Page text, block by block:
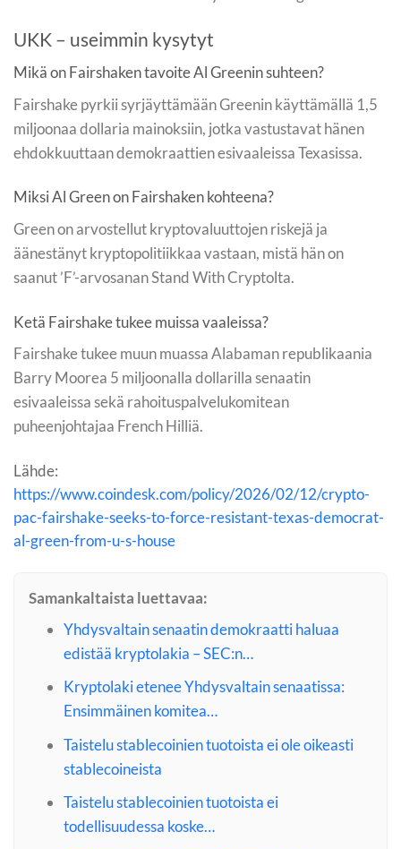
UKK – useimmin kysytyt
Mikä on Fairshaken tavoite Al Greenin suhteen?
Fairshake pyrkii syrjäyttämään Greenin käyttämällä 1,5
miljoonaa dollaria mainoksiin, jotka vastustavat hänen
ehdokkuuttaan demokraattien esivaaleissa Texasissa.
Miksi Al Green on Fairshaken kohteena?
Green on arvostellut kryptovaluuttojen riskejä ja
äänestänyt kryptopolitiikkaa vastaan, mistä hän on
saanut ’F’-arvosanan Stand With Cryptolta.
Ketä Fairshake tukee muissa vaaleissa?
Fairshake tukee muun muassa Alabaman republikaania
Barry Moorea 5 miljoonalla dollarilla senaatin
esivaaleissa sekä rahoituspalvelukomitean
puheenjohtajaa French Hilliä.
Lähde:
https://www.coindesk.com/policy/2026/02/12/crypto-
pac-fairshake-seeks-to-force-resistant-texas-democrat-
al-green-from-u-s-house
Samankaltaista luettavaa:
Yhdysvaltain senaatin demokraatti haluaa
edistää kryptolakia – SEC:n…
Kryptolaki etenee Yhdysvaltain senaatissa:
Ensimmäinen komitea…
Taistelu stablecoinien tuotoista ei ole oikeasti
stablecoineista
Taistelu stablecoinien tuotoista ei
todellisuudessa koske…